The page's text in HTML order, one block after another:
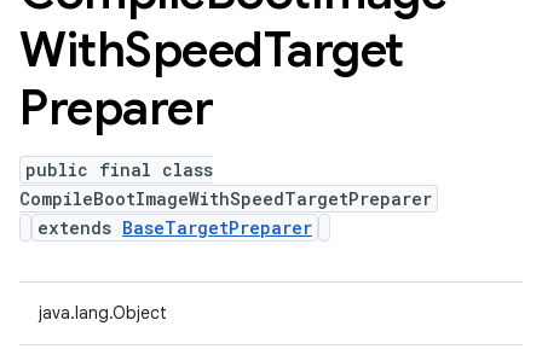
WithSpeedTarget
Preparer
public final class
CompileBootImageWithSpeedTargetPreparer
extends BaseTargetPreparer
java.lang.Object